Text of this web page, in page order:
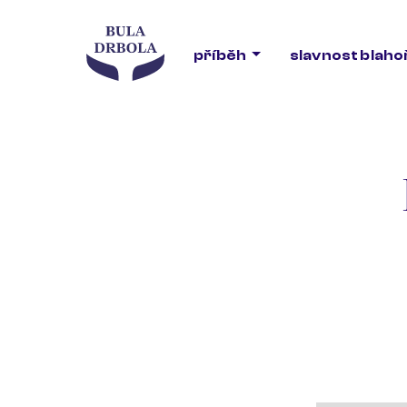
příběh slavnost